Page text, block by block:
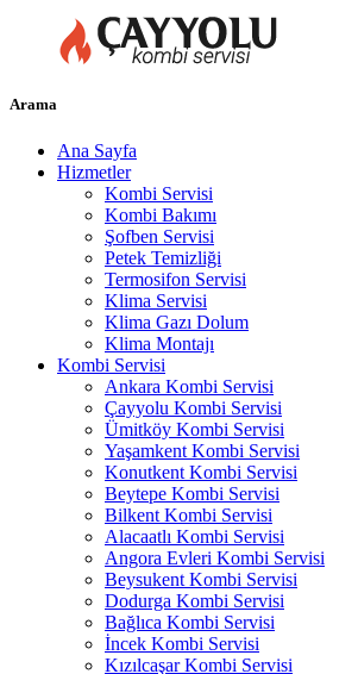
Arama
Ana Sayfa
Hizmetler
Kombi Servisi
Kombi Bakımı
Şofben Servisi
Petek Temizliği
Termosifon Servisi
Klima Servisi
Klima Gazı Dolum
Klima Montajı
Kombi Servisi
Ankara Kombi Servisi
Çayyolu Kombi Servisi
Ümitköy Kombi Servisi
Yaşamkent Kombi Servisi
Konutkent Kombi Servisi
Beytepe Kombi Servisi
Bilkent Kombi Servisi
Alacaatlı Kombi Servisi
Angora Evleri Kombi Servisi
Beysukent Kombi Servisi
Dodurga Kombi Servisi
Bağlıca Kombi Servisi
İncek Kombi Servisi
Kızılcaşar Kombi Servisi